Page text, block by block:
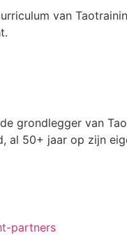
van
grondlegger van
al 50+ jaar op zijn
partners